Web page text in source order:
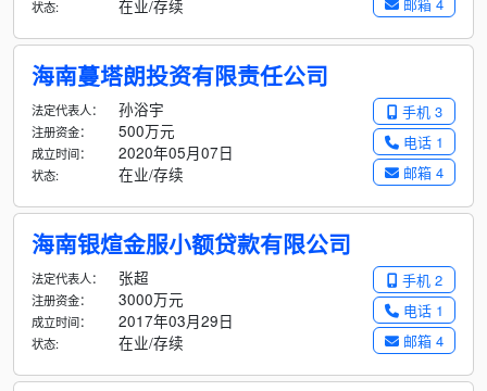
状态: 在业/存续
海南蔓塔朗投资有限责任公司
手机 3
电话 1
邮箱 4
法定代表人： 孙浴宇
注册资金： 500万元
成立时间： 2020年05月07日
状态: 在业/存续
海南银煊金服小额贷款有限公司
手机 2
电话 1
邮箱 4
法定代表人： 张超
注册资金： 3000万元
成立时间： 2017年03月29日
状态: 在业/存续